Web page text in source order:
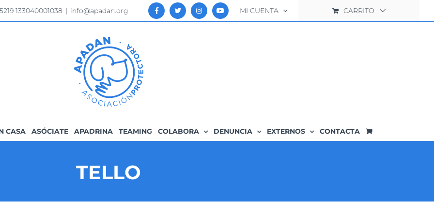
133040001038 | info@apadan.org MI CUENTA CARRITO
CASA ASÓCIATE APADRINA TEAMING COLABORA DENUNCIA EXTERNOS CONTACTA
TELLO